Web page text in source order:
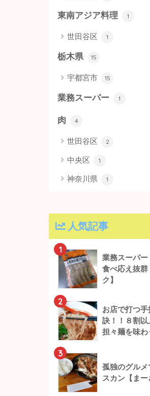
東南アジア料理 1
世田谷区 1
栃木県 15
宇都宮市 15
業務スーパー 1
肉 4
世田谷区 2
中央区 1
神奈川県 1
人気記事
1
業務スーパ
食べ応え抜
ク】
2
お店で打つ
訣！！８割
担々麺を味
3
孤独のグル
スカン【ま